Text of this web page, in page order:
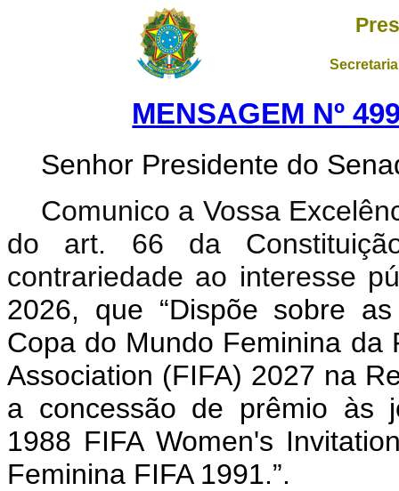
MENSAGEM Nº
Senhor Presidente do
Comunico a Vossa
do art. 66 da
contrariedade ao interesse
2026, que “Dispõe sobre
Copa do Mundo Feminina da
Association (FIFA) 2027 na
a concessão de prêmio às
1988 FIFA Women's
Feminina FIFA 1991.”.